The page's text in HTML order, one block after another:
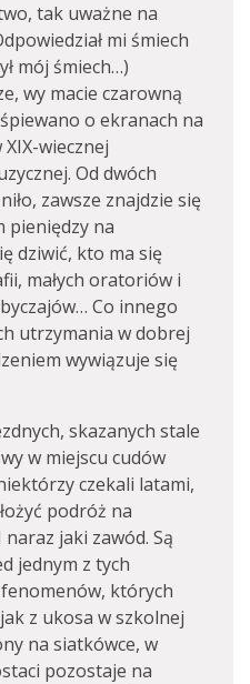
tak uważne na
mi śmiech
mój śmiech…)
wy macie czarowną
o ekranach na
wiecznej
Od dwóch
zawsze znajdzie się
pieniędzy na
dziwić, kto ma się
małych oratoriów i
Co innego
utrzymania w dobrej
wywiązuje się
skazanych stale
w miejscu cudów
czekali latami,
podróż na
jaki zawód. Są
jednym z tych
których
z ukosa w szkolnej
na siatkówce, w
pozostaje na